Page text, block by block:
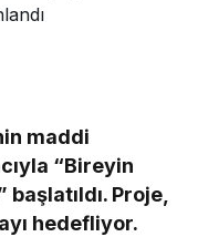
maddi
“Bireyin
Proje,
hedefliyor.